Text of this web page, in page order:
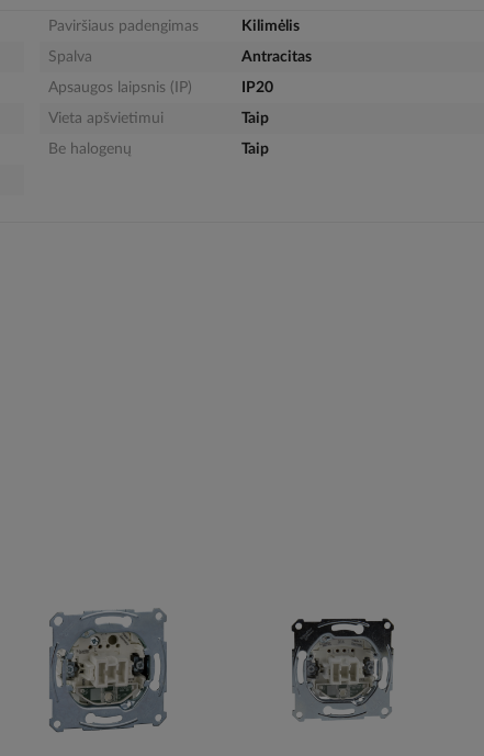
Paviršiaus padengimas
Kilimėlis
Spalva
Antracitas
Apsaugos laipsnis (IP)
IP20
Vieta apšvietimui
Taip
Be halogenų
Taip